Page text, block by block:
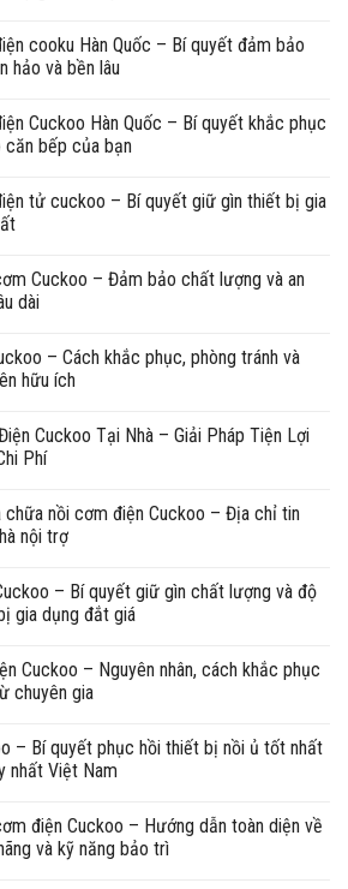
cooku Hàn Quốc – Bí quyết đảm bảo
hảo và bền lâu
Cuckoo Hàn Quốc – Bí quyết khắc phục
bếp của bạn
tử cuckoo – Bí quyết giữ gìn thiết bị gia
Cuckoo – Đảm bảo chất lượng và an
dài
– Cách khắc phục, phòng tránh và
hữu ích
Cuckoo Tại Nhà – Giải Pháp Tiện Lợi
Phí
chữa nồi cơm điện Cuckoo – Địa chỉ tin
nội trợ
– Bí quyết giữ gìn chất lượng và độ
gia dụng đắt giá
Cuckoo – Nguyên nhân, cách khắc phục
chuyên gia
– Bí quyết phục hồi thiết bị nồi ủ tốt nhất
nhất Việt Nam
điện Cuckoo – Hướng dẫn toàn diện về
và kỹ năng bảo trì